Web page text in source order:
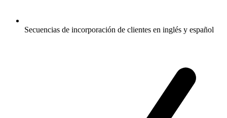
Secuencias de incorporación de clientes en inglés y español